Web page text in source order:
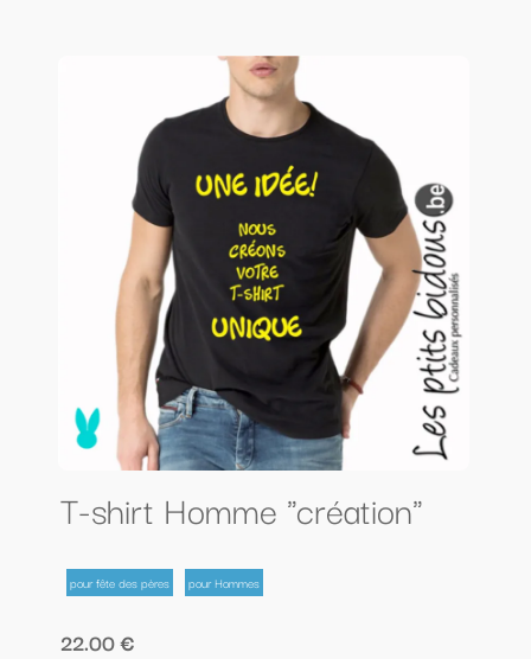
T-shirt Homme "création"
pour fête des pères pour Hommes
22.00 €